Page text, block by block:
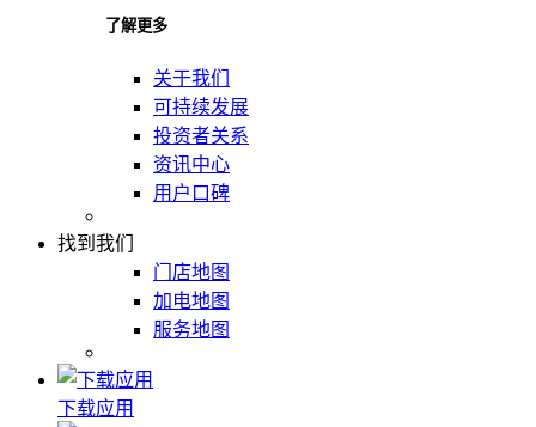
了解更多
关于我们
可持续发展
投资者关系
资讯中心
用户口碑
找到我们
门店地图
加电地图
服务地图
下载应用